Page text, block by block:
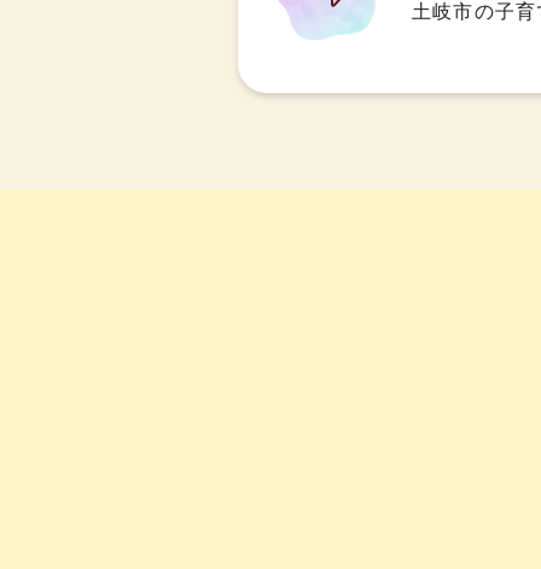
土岐市の子